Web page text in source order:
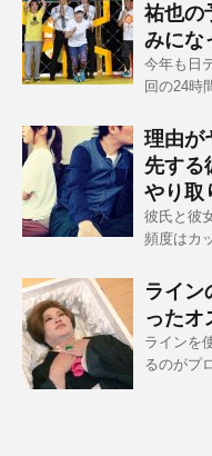
祐也の
みにな
今年も日
回の24時
理由が
先する
やり取
彼氏と彼
頻度はカ
ライン
ったオ
ラインを
るのがプ